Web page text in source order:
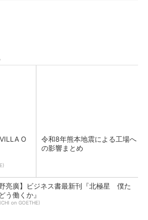
O
令和8年熊本地震による工場へ
の影響まとめ
野亮廣】ビジネス書最新刊『北極星 僕た
う働くか』
on GOETHE)